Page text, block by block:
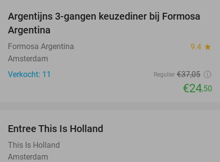
34%
NEW
TODAY
Argentijns 3-gangen keuzediner bij Formosa
Argentina
Formosa Argentina 9.4 star
Amsterdam
Verkocht: 11
Regulier €37,05
€24,50
Entree This Is Holland
This Is Holland
Amsterdam